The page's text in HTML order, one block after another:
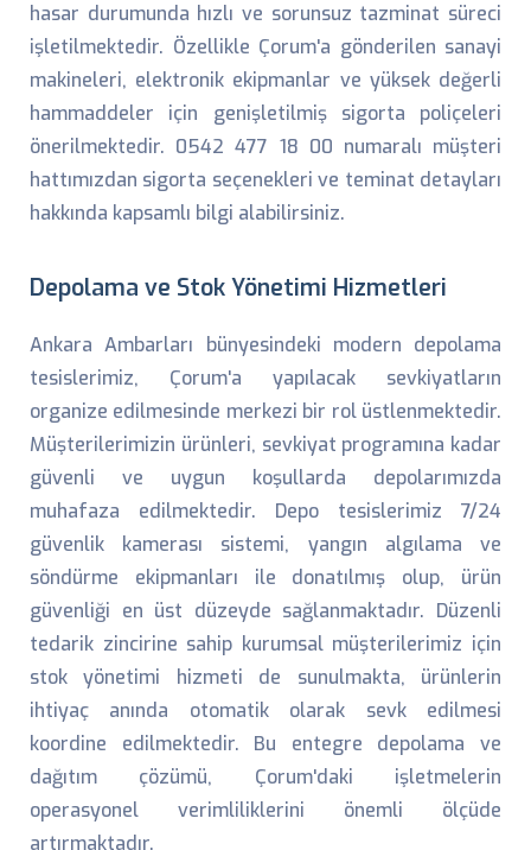
hasar durumunda hızlı ve sorunsuz tazminat süreci
işletilmektedir. Özellikle Çorum'a gönderilen sanayi
makineleri, elektronik ekipmanlar ve yüksek değerli
hammaddeler için genişletilmiş sigorta poliçeleri
önerilmektedir. 0542 477 18 00 numaralı müşteri
hattımızdan sigorta seçenekleri ve teminat detayları
hakkında kapsamlı bilgi alabilirsiniz.
Depolama ve Stok Yönetimi Hizmetleri
Ankara Ambarları bünyesindeki modern depolama
tesislerimiz, Çorum'a yapılacak sevkiyatların
organize edilmesinde merkezi bir rol üstlenmektedir.
Müşterilerimizin ürünleri, sevkiyat programına kadar
güvenli ve uygun koşullarda depolarımızda
muhafaza edilmektedir. Depo tesislerimiz 7/24
güvenlik kamerası sistemi, yangın algılama ve
söndürme ekipmanları ile donatılmış olup, ürün
güvenliği en üst düzeyde sağlanmaktadır. Düzenli
tedarik zincirine sahip kurumsal müşterilerimiz için
stok yönetimi hizmeti de sunulmakta, ürünlerin
ihtiyaç anında otomatik olarak sevk edilmesi
koordine edilmektedir. Bu entegre depolama ve
dağıtım çözümü, Çorum'daki işletmelerin
operasyonel verimliliklerini önemli ölçüde
artırmaktadır.